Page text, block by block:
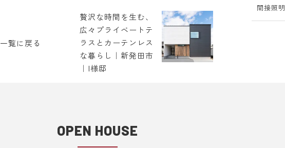
一覧に戻る
贅沢な時間を生む、
広々プライベートテ
ラスとカーテンレス
な暮らし｜新発田市
｜I様邸
間接照明
OPEN HOUSE